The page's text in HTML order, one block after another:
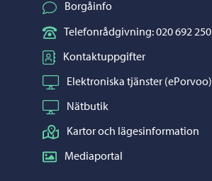
Borgåinfo
Telefonrådgivning: 020 692 250
Kontaktuppgifter
Elektroniska tjänster (ePorvoo)
Nätbutik
Kartor och lägesinformation
Mediaportal